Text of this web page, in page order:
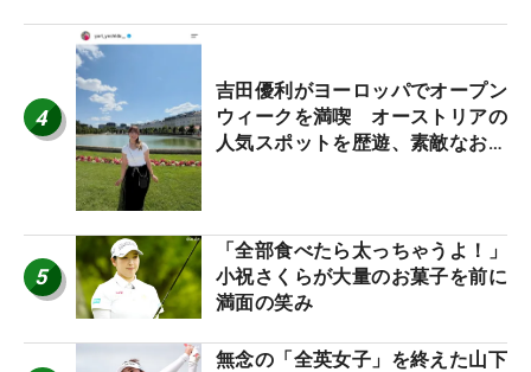
4
吉田優利がヨーロッパでオープン
ウィークを満喫 オーストリアの
人気スポットを歴遊、素敵なお土
5
「全部食べたら太っちゃうよ！」
小祝さくらが大量のお菓子を前に
満面の笑み
無念の「全英女子」を終えた山下